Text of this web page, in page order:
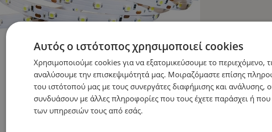
Αυτός ο ιστότοπος χρησιμοποιεί cookies
Χρησιμοποιούμε cookies για να εξατομικεύσουμε το περιεχόμενο,
αναλύσουμε την επισκεψιμότητά μας. Μοιραζόμαστε επίσης
του ιστότοπού μας με τους συνεργάτες διαφήμισης και ανάλυσης,
συνδυάσουν με άλλες πληροφορίες που τους έχετε παράσχει ή
των υπηρεσιών τους από εσάς.